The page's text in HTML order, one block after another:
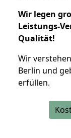
Wir legen
Leistungs-
Qualität!
Wir
Berlin und
erfüllen.